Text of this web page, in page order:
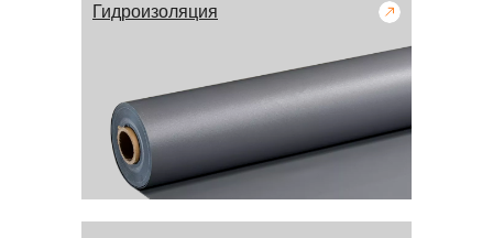
Гидроизоляция